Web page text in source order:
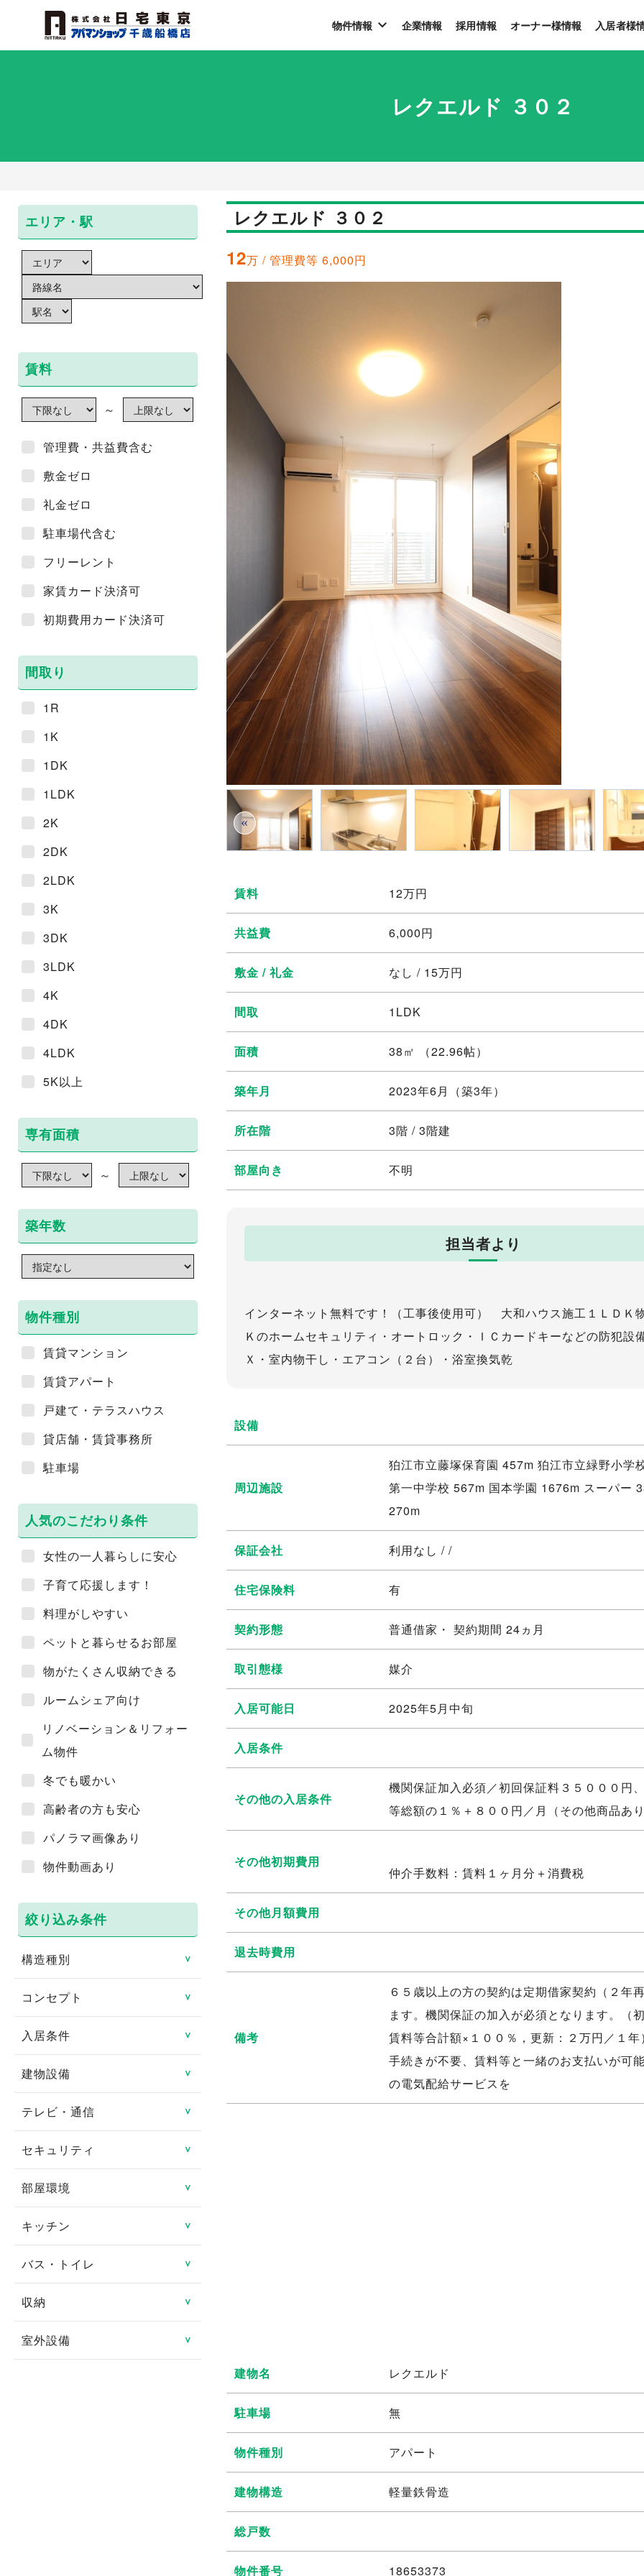
物件情報 企業情報 採用情報 オーナー様情報 入居者様
レクエルド ３０２
エリア・駅
賃料
～
管理費・共益費含む
敷金ゼロ
礼金ゼロ
駐車場代含む
フリーレント
家賃カード決済可
初期費用カード決済可
間取り
1R
1K
1DK
1LDK
2K
2DK
2LDK
3K
3DK
3LDK
4K
4DK
4LDK
5K以上
専有面積
～
築年数
物件種別
賃貸マンション
賃貸アパート
戸建て・テラスハウス
貸店舗・賃貸事務所
駐車場
人気のこだわり条件
女性の一人暮らしに安心
子育て応援します！
料理がしやすい
ペットと暮らせるお部屋
物がたくさん収納できる
ルームシェア向け
リノベーション＆リフォー
ム物件
冬でも暖かい
高齢者の方も安心
パノラマ画像あり
物件動画あり
絞り込み条件
構造種別 ＞
鉄骨造
鉄筋コンクリート造
鉄骨鉄筋コンクリート造
軽量鉄骨造
木造
コンセプト ＞
リノベーション物件
リフォーム済み
日当たり良好
閑静な住宅街
タイル貼り
デザイナーズ賃貸物件
分譲賃貸
入居条件 ＞
即入居可
ペット相談可
連帯保証人不要
女性限定
ルームシェア可
高齢者向け
建物設備 ＞
エレベータ
バリアフリー
ゴミ集積場
宅配ボックス
オール電化
テレビ・通信 ＞
CATV
CSアンテナ
インターネット対応
地デジ対応TV付
光ファイバー
セキュリティ ＞
TVインターフォン
オートロック
24時間緊急対応
管理人あり
部屋環境 ＞
フローリング
ロフト
エアコン
1階
キッチン ＞
システムキッチン
ＩＨクッキングヒータ
コンロ2口以上
バス・トイレ ＞
室内洗濯機置き場
収納 ＞
トランクルーム
室外設備 ＞
レクエルド ３０２
12万 / 管理費等 6,000円
«
賃料 12万円
共益費 6,000円
敷金 / 礼金 なし / 15万円
間取 1LDK
面積 38㎡ （22.96帖）
築年月 2023年6月（築3年）
所在階 3階 / 3階建
部屋向き 不明
担当者より
インターネット無料です！（工事後使用可） 大和ハウス施工１ＬＤＫ
Ｋのホームセキュリティ・オートロック・ＩＣカードキーなどの防犯設
Ｘ・室内物干し・エアコン（２台）・浴室換気乾
設備
周辺施設
狛江市立藤塚保育園 457m 狛江市立緑野小学
第一中学校 567m 国本学園 1676m スーパー
270m
保証会社 利用なし / /
住宅保険料 有
契約形態 普通借家・ 契約期間 24ヵ月
取引態様 媒介
入居可能日 2025年5月中旬
入居条件
その他の入居条件
機関保証加入必須／初回保証料３５０００円
等総額の１％＋８００円／月（その他商品あ
その他初期費用
仲介手数料：賃料１ヶ月分＋消費税
その他月額費用
退去時費用
備考
６５歳以上の方の契約は定期借家契約（２年
ます。機関保証の加入が必須となります。（
賃料等合計額×１００％，更新：２万円／１
手続きが不要、賃料等と一緒のお支払いが可
の電気配給サービスを
建物名 レクエルド
駐車場 無
物件種別 アパート
建物構造 軽量鉄骨造
総戸数
物件番号 18653373